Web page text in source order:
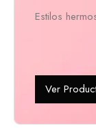
Estilos
Ver